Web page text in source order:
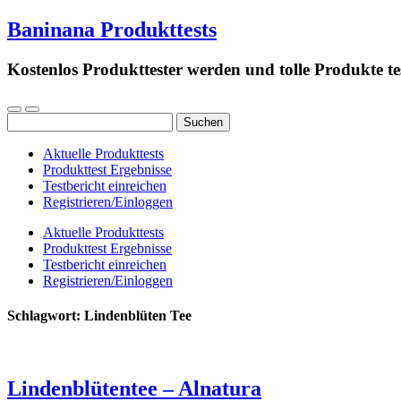
Baninana Produkttests
Kostenlos Produkttester werden und tolle Produkte
nach:
Aktuelle Produkttests
Produkttest Ergebnisse
Testbericht einreichen
Registrieren/Einloggen
Aktuelle Produkttests
Produkttest Ergebnisse
Testbericht einreichen
Registrieren/Einloggen
Schlagwort: Lindenblüten Tee
Lindenblütentee – Alnatura